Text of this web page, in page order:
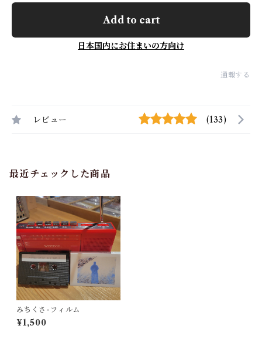
Add to cart
日本国内にお住まいの方向け
通報する
レビュー (133)
最近チェックした商品
みちくさ-フィルム
¥1,500